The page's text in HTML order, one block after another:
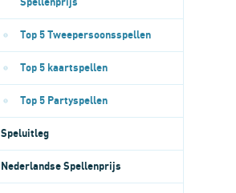
Spellenprijs
Top 5 Tweepersoonsspellen
Top 5 kaartspellen
Top 5 Partyspellen
Speluitleg
Nederlandse Spellenprijs